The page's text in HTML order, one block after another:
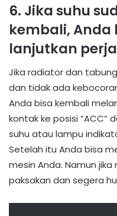
6. Jika suhu
kembali, Anda
lanjutkan
Jika radiator dan
dan tidak ada
Anda bisa kembali
kontak ke posisi “ACC”
suhu atau lampu
Setelah itu Anda bisa
mesin Anda. Namun
paksakan dan segera